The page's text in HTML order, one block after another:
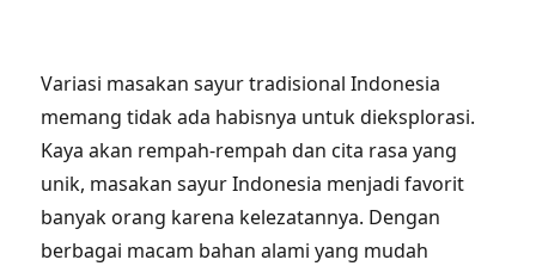
Variasi masakan sayur tradisional Indonesia
memang tidak ada habisnya untuk dieksplorasi.
Kaya akan rempah-rempah dan cita rasa yang
unik, masakan sayur Indonesia menjadi favorit
banyak orang karena kelezatannya. Dengan
berbagai macam bahan alami yang mudah